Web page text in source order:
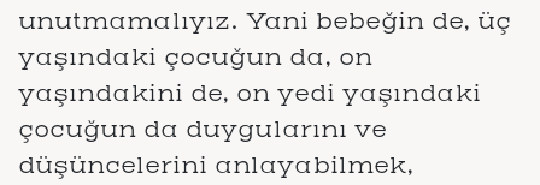
unutmamalıyız. Yani bebeğin de, üç
yaşındaki çocuğun da, on
yaşındakini de, on yedi yaşındaki
çocuğun da duygularını ve
düşüncelerini anlayabilmek,